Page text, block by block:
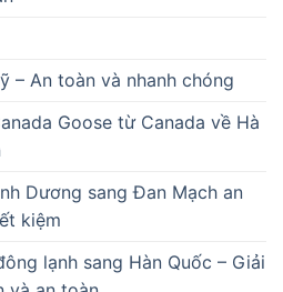
– An toàn và nhanh chóng
Goose từ Canada về Hà
Dương sang Đan Mạch an
kiệm
lạnh sang Hàn Quốc – Giải